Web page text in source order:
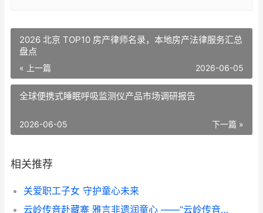
2026 北京 TOP10 房产律师名录，本地房产法律服务汇总
盘点
« 上一篇 2026-06-05
全球便携式睡眠呼吸监测仪产品市场调研报告
下一篇 »
2026-06-05
相关推荐
关爱职工子女 守护童心未来
云岭传音赴藏寨 雅言非遗润童心 ——“云岭传音”志愿服务队赴甘堡藏寨推普实践纪实